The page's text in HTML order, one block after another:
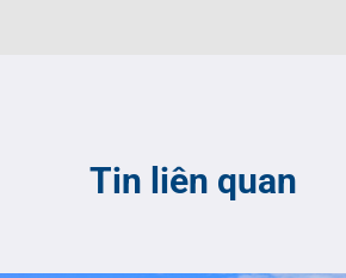
Tin liên quan